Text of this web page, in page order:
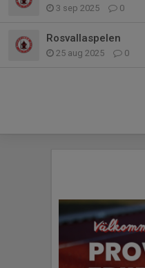
3 sep 2025 0
Rosvallaspelen
25 aug 2025 0